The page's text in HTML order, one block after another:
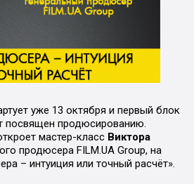
уже 13 октября и первый блок
посвящен продюсированию.
мастер-класс Виктора
продюсера FILM.UA Group, на
– интуиция или точный расчёт».